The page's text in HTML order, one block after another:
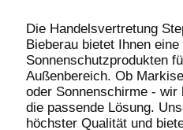
Die Handelsvertretung
Bieberau bietet Ihnen
Sonnenschutzprodukten
Außenbereich. Ob
oder Sonnenschirme - wir
die passende Lösung.
höchster Qualität und